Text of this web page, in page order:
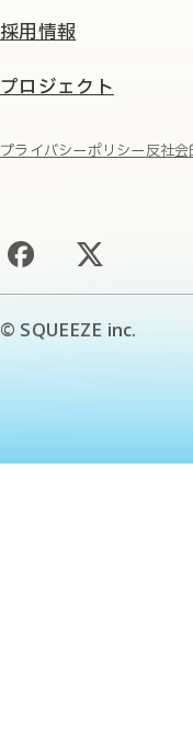
採用情報
プロジェクト
プライバシーポリシー反社
© SQUEEZE inc.